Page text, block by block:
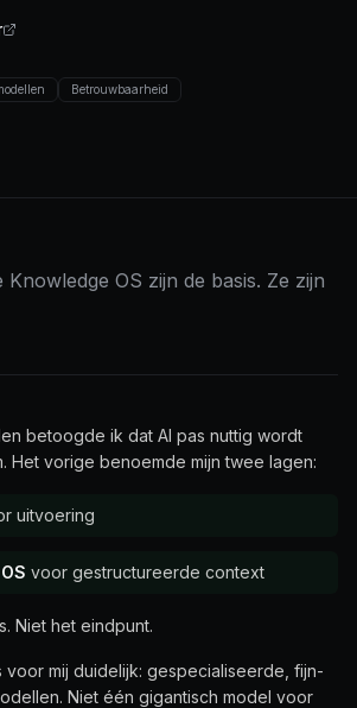
Betrouwbaarheid
Knowledge OS zijn de basis. Ze zijn
betoogde ik dat AI pas nuttig wordt
Het vorige benoemde mijn twee lagen:
uitvoering
voor gestructureerde context
Niet het eindpunt.
voor mij duidelijk: gespecialiseerde, fijn-
Niet één gigantisch model voor